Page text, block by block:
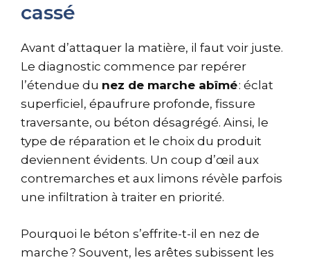
cassé
Avant d’attaquer la matière, il faut voir juste.
Le diagnostic commence par repérer
l’étendue du nez de marche abîmé: éclat
superficiel, épaufrure profonde, fissure
traversante, ou béton désagrégé. Ainsi, le
type de réparation et le choix du produit
deviennent évidents. Un coup d’œil aux
contremarches et aux limons révèle parfois
une infiltration à traiter en priorité.
Pourquoi le béton s’effrite-t-il en nez de
marche ? Souvent, les arêtes subissent les